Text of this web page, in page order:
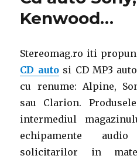
Kenwood…
Stereomag.ro iti
CD autosi CD MP3
cu renume: Alpine,
sau Clarion.
intermediul
echipamente
solicitarilor in